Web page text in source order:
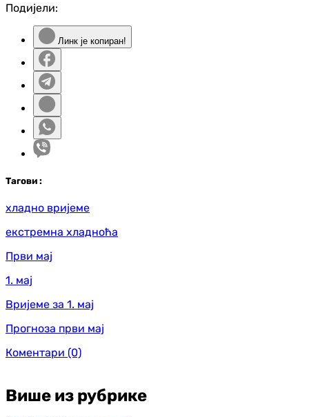
Подијели:
Линк је копиран!
Тагови :
хладно вријеме
екстремна хладноћа
Први мај
1. мај
Вријеме за 1. мај
Прогноза први мај
Коментари (0)
Више из рубрике